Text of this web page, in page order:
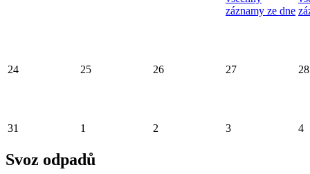
záznamy ze dne
24 25 26 27 28
31 1 2 3 4
Svoz odpadů